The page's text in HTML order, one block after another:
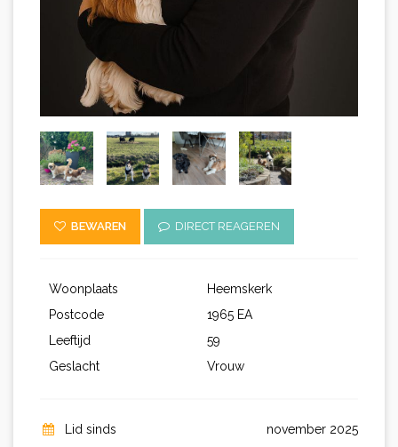
BEWAREN DIRECT REAGEREN
Woonplaats
Heemskerk
Postcode
1965 EA
Leeftijd
59
Geslacht
Vrouw
Lid sinds
november 2025